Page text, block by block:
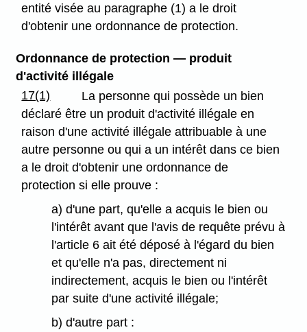
entité visée au paragraphe (1) a le droit
d'obtenir une ordonnance de protection.
Ordonnance de protection — produit
d'activité illégale
17(1)
La personne qui possède un bien
déclaré être un produit d'activité illégale en
raison d'une activité illégale attribuable à une
autre personne ou qui a un intérêt dans ce bien
a le droit d'obtenir une ordonnance de
protection si elle prouve :
a) d'une part, qu'elle a acquis le bien ou
l'intérêt avant que l'avis de requête prévu à
l'article 6 ait été déposé à l'égard du bien
et qu'elle n'a pas, directement ni
indirectement, acquis le bien ou l'intérêt
par suite d'une activité illégale;
b) d'autre part :